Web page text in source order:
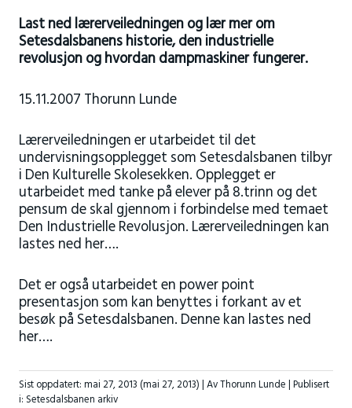
Last ned lærerveiledningen og lær mer om
Setesdalsbanens historie, den industrielle
revolusjon og hvordan dampmaskiner fungerer.
15.11.2007 Thorunn Lunde
Lærerveiledningen er utarbeidet til det
undervisningsopplegget som Setesdalsbanen tilbyr
i Den Kulturelle Skolesekken. Opplegget er
utarbeidet med tanke på elever på 8.trinn og det
pensum de skal gjennom i forbindelse med temaet
Den Industrielle Revolusjon. Lærerveiledningen kan
lastes ned her….
Det er også utarbeidet en power point
presentasjon som kan benyttes i forkant av et
besøk på Setesdalsbanen. Denne kan lastes ned
her….
Sist oppdatert:mai 27, 2013 (mai 27, 2013)| Av Thorunn Lunde |Publisert
i: Setesdalsbanen arkiv